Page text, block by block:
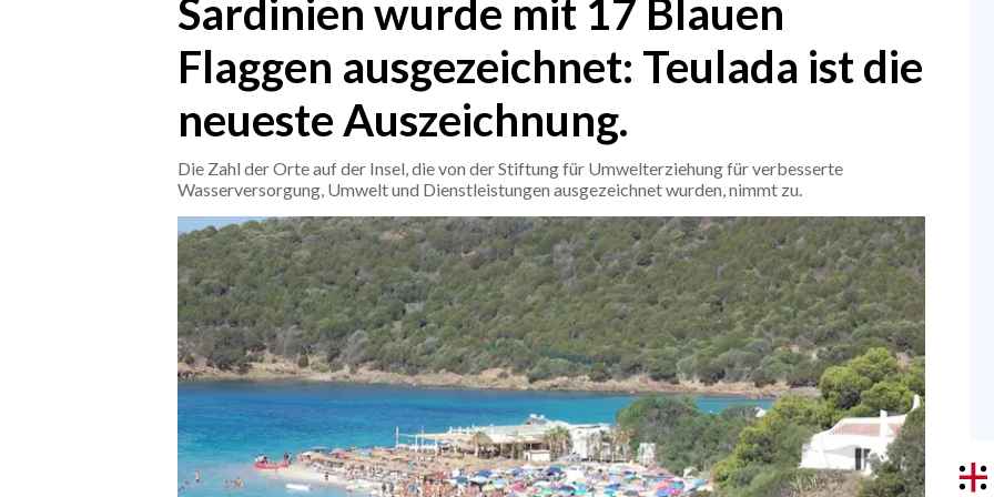
SERVIZI ALLE IMPRESE
RISULTATI E CLASSIFICHE
Sardinien wurde mit 17 Blauen
Flaggen ausgezeichnet: Teulada ist die
neueste Auszeichnung.
Die Zahl der Orte auf der Insel, die von der Stiftung für Umwelterziehung für verbesserte
Wasserversorgung, Umwelt und Dienstleistungen ausgezeichnet wurden, nimmt zu.